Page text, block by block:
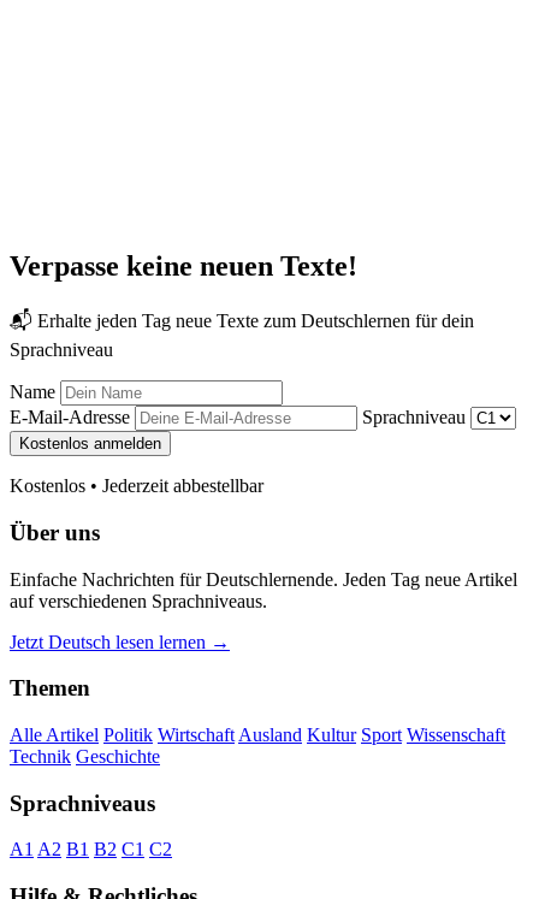
Verpasse keine neuen Texte!
📬 Erhalte jeden Tag neue Texte zum Deutschlernen für dein
Sprachniveau
Name
E-Mail-Adresse
Sprachniveau
Kostenlos anmelden
Kostenlos • Jederzeit abbestellbar
Über uns
Einfache Nachrichten für Deutschlernende. Jeden Tag neue Artikel
auf verschiedenen Sprachniveaus.
Jetzt Deutsch lesen lernen →
Themen
Alle Artikel Politik Wirtschaft Ausland Kultur Sport Wissenschaft
Technik Geschichte
Sprachniveaus
A1 A2 B1 B2 C1 C2